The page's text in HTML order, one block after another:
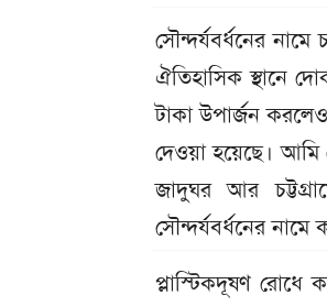
সৌন্দর্যবর্ধনের
ঐতিহাসিক স্থানে
টাকা উপার্জন
দেওয়া হয়েছে। আমি
জাদুঘর আর
সৌন্দর্যবর্ধনের
প্লাস্টিকদূষণ রোধে